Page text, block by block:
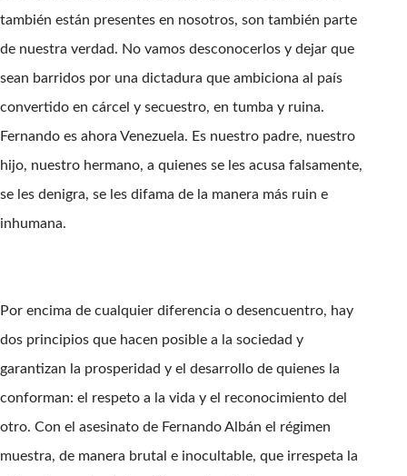
también están presentes en nosotros, son también parte
de nuestra verdad. No vamos desconocerlos y dejar que
sean barridos por una dictadura que ambiciona al país
convertido en cárcel y secuestro, en tumba y ruina.
Fernando es ahora Venezuela. Es nuestro padre, nuestro
hijo, nuestro hermano, a quienes se les acusa falsamente,
se les denigra, se les difama de la manera más ruin e
inhumana.
Por encima de cualquier diferencia o desencuentro, hay
dos principios que hacen posible a la sociedad y
garantizan la prosperidad y el desarrollo de quienes la
conforman: el respeto a la vida y el reconocimiento del
otro. Con el asesinato de Fernando Albán el régimen
muestra, de manera brutal e inocultable, que irrespeta la